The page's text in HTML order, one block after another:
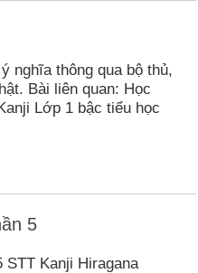
nghĩa thông qua bộ thủ,
Bài liên quan: Học
Lớp 1 bậc tiểu học
5
STT Kanji Hiragana